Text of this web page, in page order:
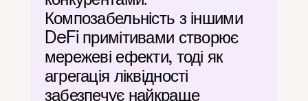
Композабельність з іншими
DeFi примітивами створює
мережеві ефекти, тоді як
агрегація ліквідності
забезпечує найкраще